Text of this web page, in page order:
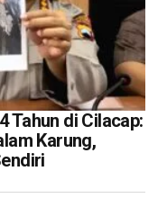
Tahun di Cilacap:
Karung,